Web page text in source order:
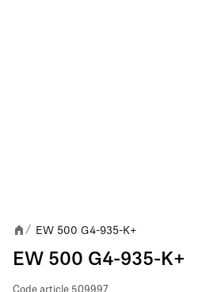
/ EW 500 G4-935-K+
EW 500 G4-935-K+
Code article 509997